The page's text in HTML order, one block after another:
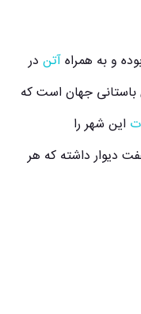
و به همراهآتن در
باستانی جهان است که
این شهر را
دیوار داشته که هر